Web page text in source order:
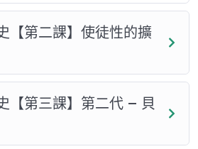
【第二課】使徒性的擴
【第三課】第二代 – 貝